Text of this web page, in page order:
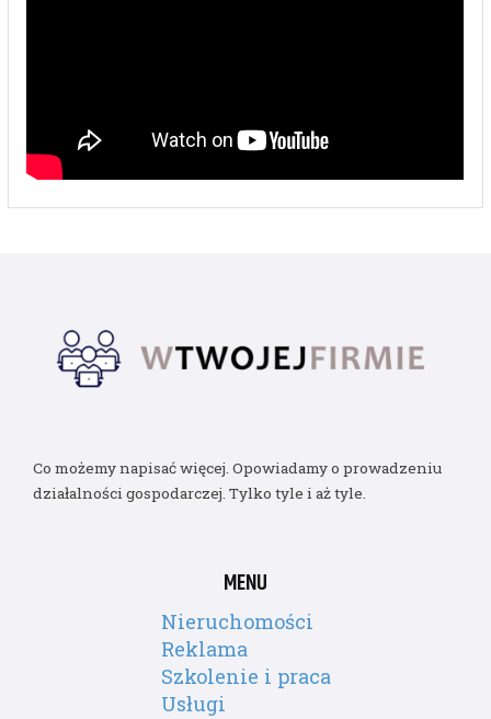
Co możemy napisać więcej. Opowiadamy o prowadzeniu
działalności gospodarczej. Tylko tyle i aż tyle.
MENU
Nieruchomości
Reklama
Szkolenie i praca
Usługi